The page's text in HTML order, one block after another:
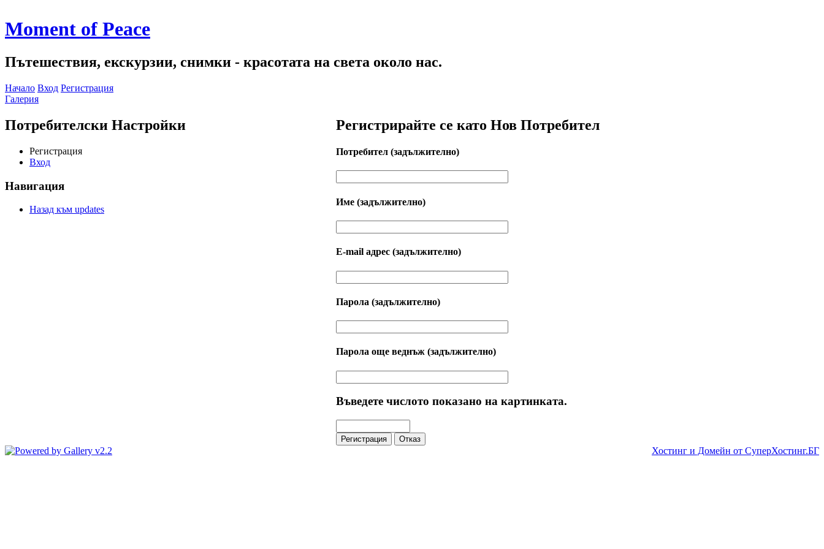
Moment of Peace
Пътешествия, екскурзии, снимки - красотата на света около нас.
Начало Вход Регистрация
Галерия
Потребителски Настройки
Регистрация
Вход
Навигация
Назад към updates
Регистрирайте се като Нов Потребител
Потребител (задължително)
Име (задължително)
Е-mail адрес (задължително)
Парола (задължително)
Парола още веднъж (задължително)
Въведете числото показано на картинката.
Хостинг и Домейн от СуперХостинг.БГ